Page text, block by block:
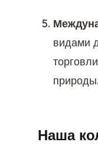
видами
природы.
Наша